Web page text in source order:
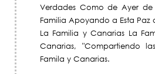
Verdades Como de Ayer
Familia Apoyando a Esta Paz
La Familia y Canarias La
Canarias, "Compartiendo
Famila y Canarias.